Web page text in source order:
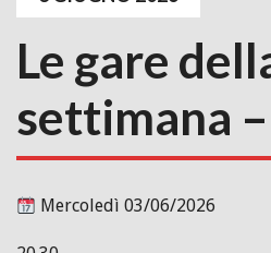
Le gare
settimana
Mercoledì 03/06/2026